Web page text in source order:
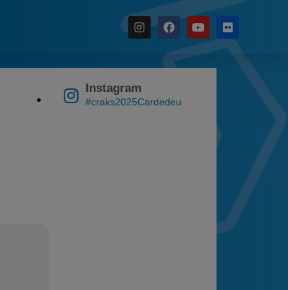
Noticias
Temporadas anteriores
Instagram
#craks2025Cardedeu